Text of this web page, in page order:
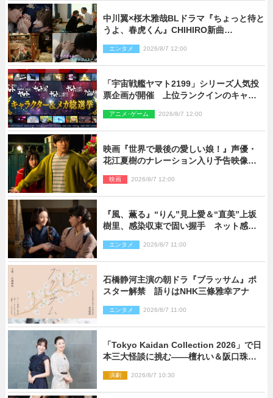
中川翼×桜木雅哉BLドラマ『ちょっと待と
うよ、春虎くん』CHIHIRO新曲
エンタメ 2026/8/7 12:00
「宇宙戦艦ヤマト2199」シリーズ人気投
票企画が開催 上位ランクインのキャラ
を制作
アニメ･ゲーム 2026/8/7 12:00
映画『世界で最後の愛しい娘！』声優・
花江夏樹のナレーション入り予告映像解
い！」
映画 2026/8/7 12:00
『風、薫る』“りん”見上愛＆“直美”上坂
樹里、感染収束で固い握手 ネット感動
エンタメ 2026/8/7 11:00
石橋静河主演の朝ドラ『ブラッサム』ポ
スター解禁 語りはNHK三條雅幸アナ
エンタメ 2026/8/7 11:00
「Tokyo Kaidan Collection 2026」で日
本三大怪談に挑む――檀れい＆阪口珠美
演劇 2026/8/7 10:30